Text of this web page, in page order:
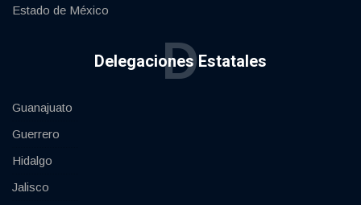
Estado de México
Delegaciones Estatales
D
Guanajuato
Guerrero
Hidalgo
Jalisco